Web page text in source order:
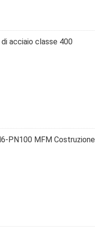
acciaio classe 400
PN100 MFM Costruzione